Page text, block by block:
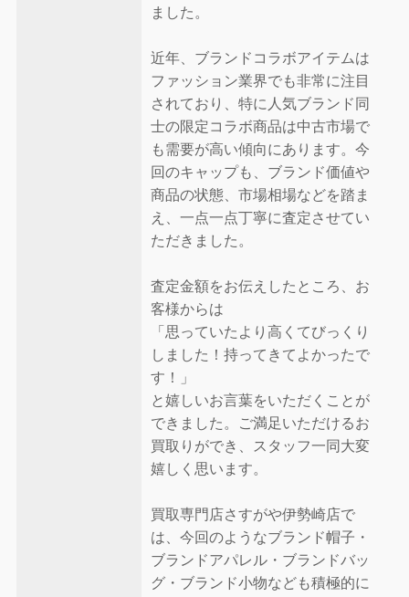
ました。
近年、ブランドコラボアイテムは
ファッション業界でも非常に注目
されており、特に人気ブランド同
士の限定コラボ商品は中古市場で
も需要が高い傾向にあります。今
回のキャップも、ブランド価値や
商品の状態、市場相場などを踏ま
え、一点一点丁寧に査定させてい
ただきました。
査定金額をお伝えしたところ、お
客様からは
「思っていたより高くてびっくり
しました！持ってきてよかったで
す！」
と嬉しいお言葉をいただくことが
できました。ご満足いただけるお
買取りができ、スタッフ一同大変
嬉しく思います。
買取専門店さすがや伊勢崎店で
は、今回のようなブランド帽子・
ブランドアパレル・ブランドバッ
グ・ブランド小物なども積極的に